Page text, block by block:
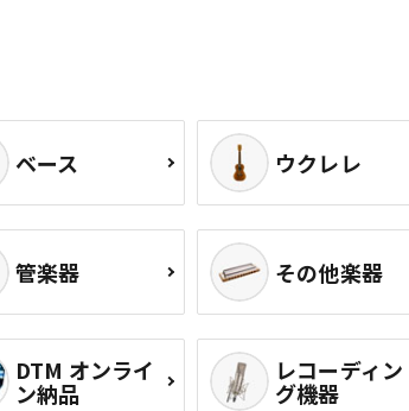
ベース ウクレレ
管楽器 その他楽器
DTM オンライ
ン納品
レコーディン
グ機器